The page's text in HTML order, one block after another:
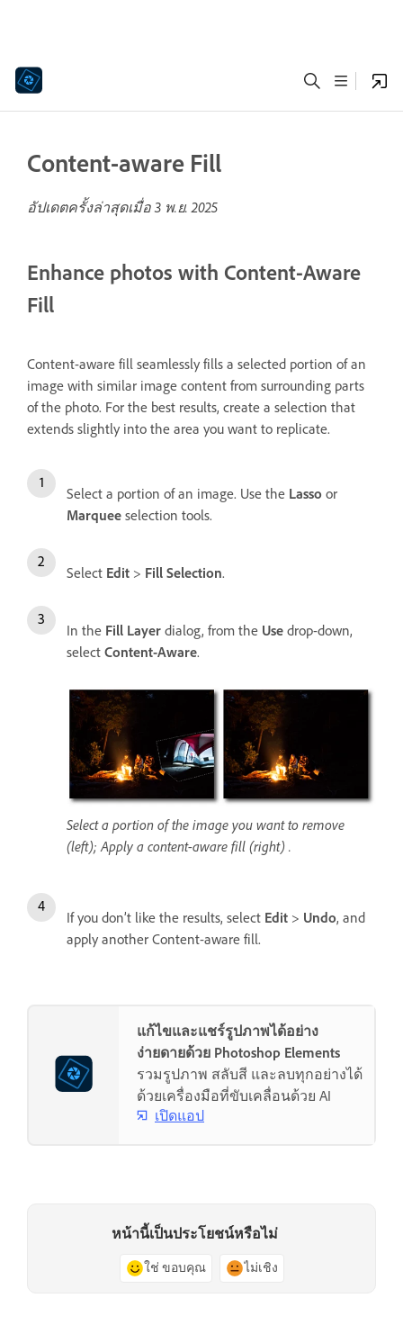
Content-aware Fill
อัปเดตครั้งล่าสุดเมื่อ 3 พ.ย. 2025
Enhance photos with Content-Aware
Fill
Content-aware fill seamlessly fills a selected portion of an
image with similar image content from surrounding parts
of the photo. For the best results, create a selection that
extends slightly into the area you want to replicate.
Select a portion of an image. Use the Lasso or
Marquee selection tools.
Select Edit > Fill Selection.
In the Fill Layer dialog, from the Use drop-down,
select Content-Aware.
Select a portion of the image you want to remove
(left); Apply a content-aware fill (right) .
If you don’t like the results, select Edit > Undo, and
apply another Content-aware fill.
แก้ไขและแชร์รูปภาพได้อย่าง
ง่ายดายด้วย Photoshop Elements
รวมรูปภาพ สลับสี และลบทุกอย่างได้
ด้วยเครื่องมือที่ขับเคลื่อนด้วย AI
เปิดแอป
หน้านี้เป็นประโยชน์หรือไม่
ใช่ ขอบคุณ ไม่เชิง